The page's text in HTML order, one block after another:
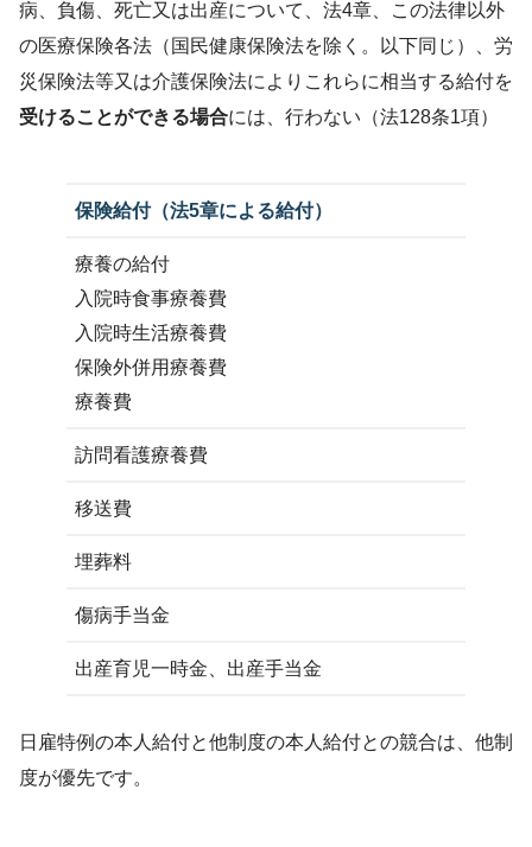
病、負傷、死亡又は出産について、法4章、この法律以外
の医療保険各法（国民健康保険法を除く。以下同じ）、労
災保険法等又は介護保険法によりこれらに相当する給付を
受けることができる場合には、行わない（法128条1項）
保険給付（法5章による給付）
療養の給付
入院時食事療養費
入院時生活療養費
保険外併用療養費
療養費
訪問看護療養費
移送費
埋葬料
傷病手当金
出産育児一時金、出産手当金
日雇特例の本人給付と他制度の本人給付との競合は、他制
度が優先です。